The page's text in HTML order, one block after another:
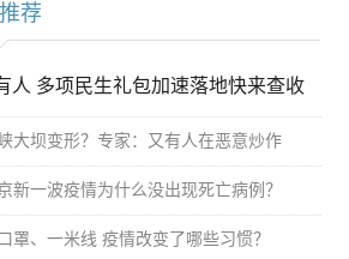
推荐
人 多项民生礼包加速落地快来查收
大坝变形？专家：又有人在恶意炒作
新一波疫情为什么没出现死亡病例？
罩、一米线 疫情改变了哪些习惯？